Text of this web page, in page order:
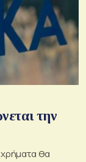
την